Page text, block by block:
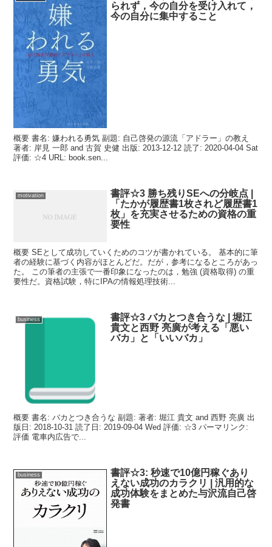
られず，今の自分を受け入れて，
今の自分に集中すること
概要 書名: 嫌われる勇気 副題: 自己啓発の源流「アドラー」の教え
著者: 岸見 一郎 and 古賀 史健 出版: 2013-12-12 読了: 2020-04-04 Sat
評価: ☆4 URL: book.sen...
motivation
書評☆3 勝ち残りSEへの分岐点 |
「たかが履歴書1枚されど履歴書1
枚」を充実させるための資格の重
要性
概要 SEとして成功していくためのコツが書かれている。 基本的に筆
者の経験に基づく内容がほとんどだ。だが，参考になるところがあっ
た。 この筆者の主張で一番印象になったのは，勉強 (資格取得) の重
要性だ。資格試験，特にIPAの情報処理技術...
business
書評☆3 バカとつき合うな | 堀江
貴文と西野 亮廣が考える「悪い
バカ」と「いいバカ」
概要 書名: バカとつき合うな 副題: 著者: 堀江 貴文 and 西野 亮廣 出
版日: 2018-10-31 読了日: 2019-09-04 Wed 評価: ☆3 パーマリンク:
評価 電車内広告で...
business
書評☆3: 秒速で10億円稼ぐあり
えない成功のカラクリ | 汎用的な
成功体験をまとめた与沢流自己啓
発書